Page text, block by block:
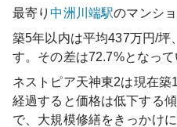
最寄り中洲川端駅のマンシ
築5年以内は平均437万円/坪
す。その差は72.7%となって
ネストピア天神東2は現在築
経過すると価格は低下する
で、大規模修繕をきっかけ